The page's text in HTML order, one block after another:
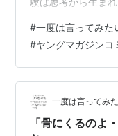
ングマガジンコミ
る」が深いビジネ
が大団円を迎えた
風変り味を増して
#一度は言ってみた
#ヤングマガジンコ
一度は言ってみ
「骨にくるのよ